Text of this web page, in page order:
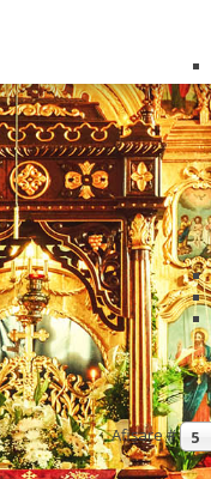
Afișare # 5